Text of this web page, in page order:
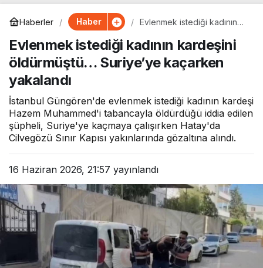
Haberler Haber
Evlenmek istediği kadının
Suriye’ye kaçarken
yakalandı
Evlenmek istediği kadının kardeşini
öldürmüştü… Suriye’ye kaçarken
yakalandı
İstanbul Güngören'de evlenmek istediği kadının kardeşi
Hazem Muhammed'i tabancayla öldürdüğü iddia edilen
şüpheli, Suriye'ye kaçmaya çalışırken Hatay'da
Cilvegözü Sınır Kapısı yakınlarında gözaltına alındı.
16 Haziran 2026, 21:57 yayınlandı